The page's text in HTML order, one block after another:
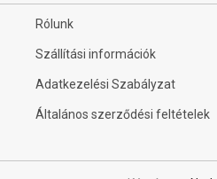
Rólunk
Szállítási információk
Adatkezelési Szabályzat
Általános szerződési feltételek